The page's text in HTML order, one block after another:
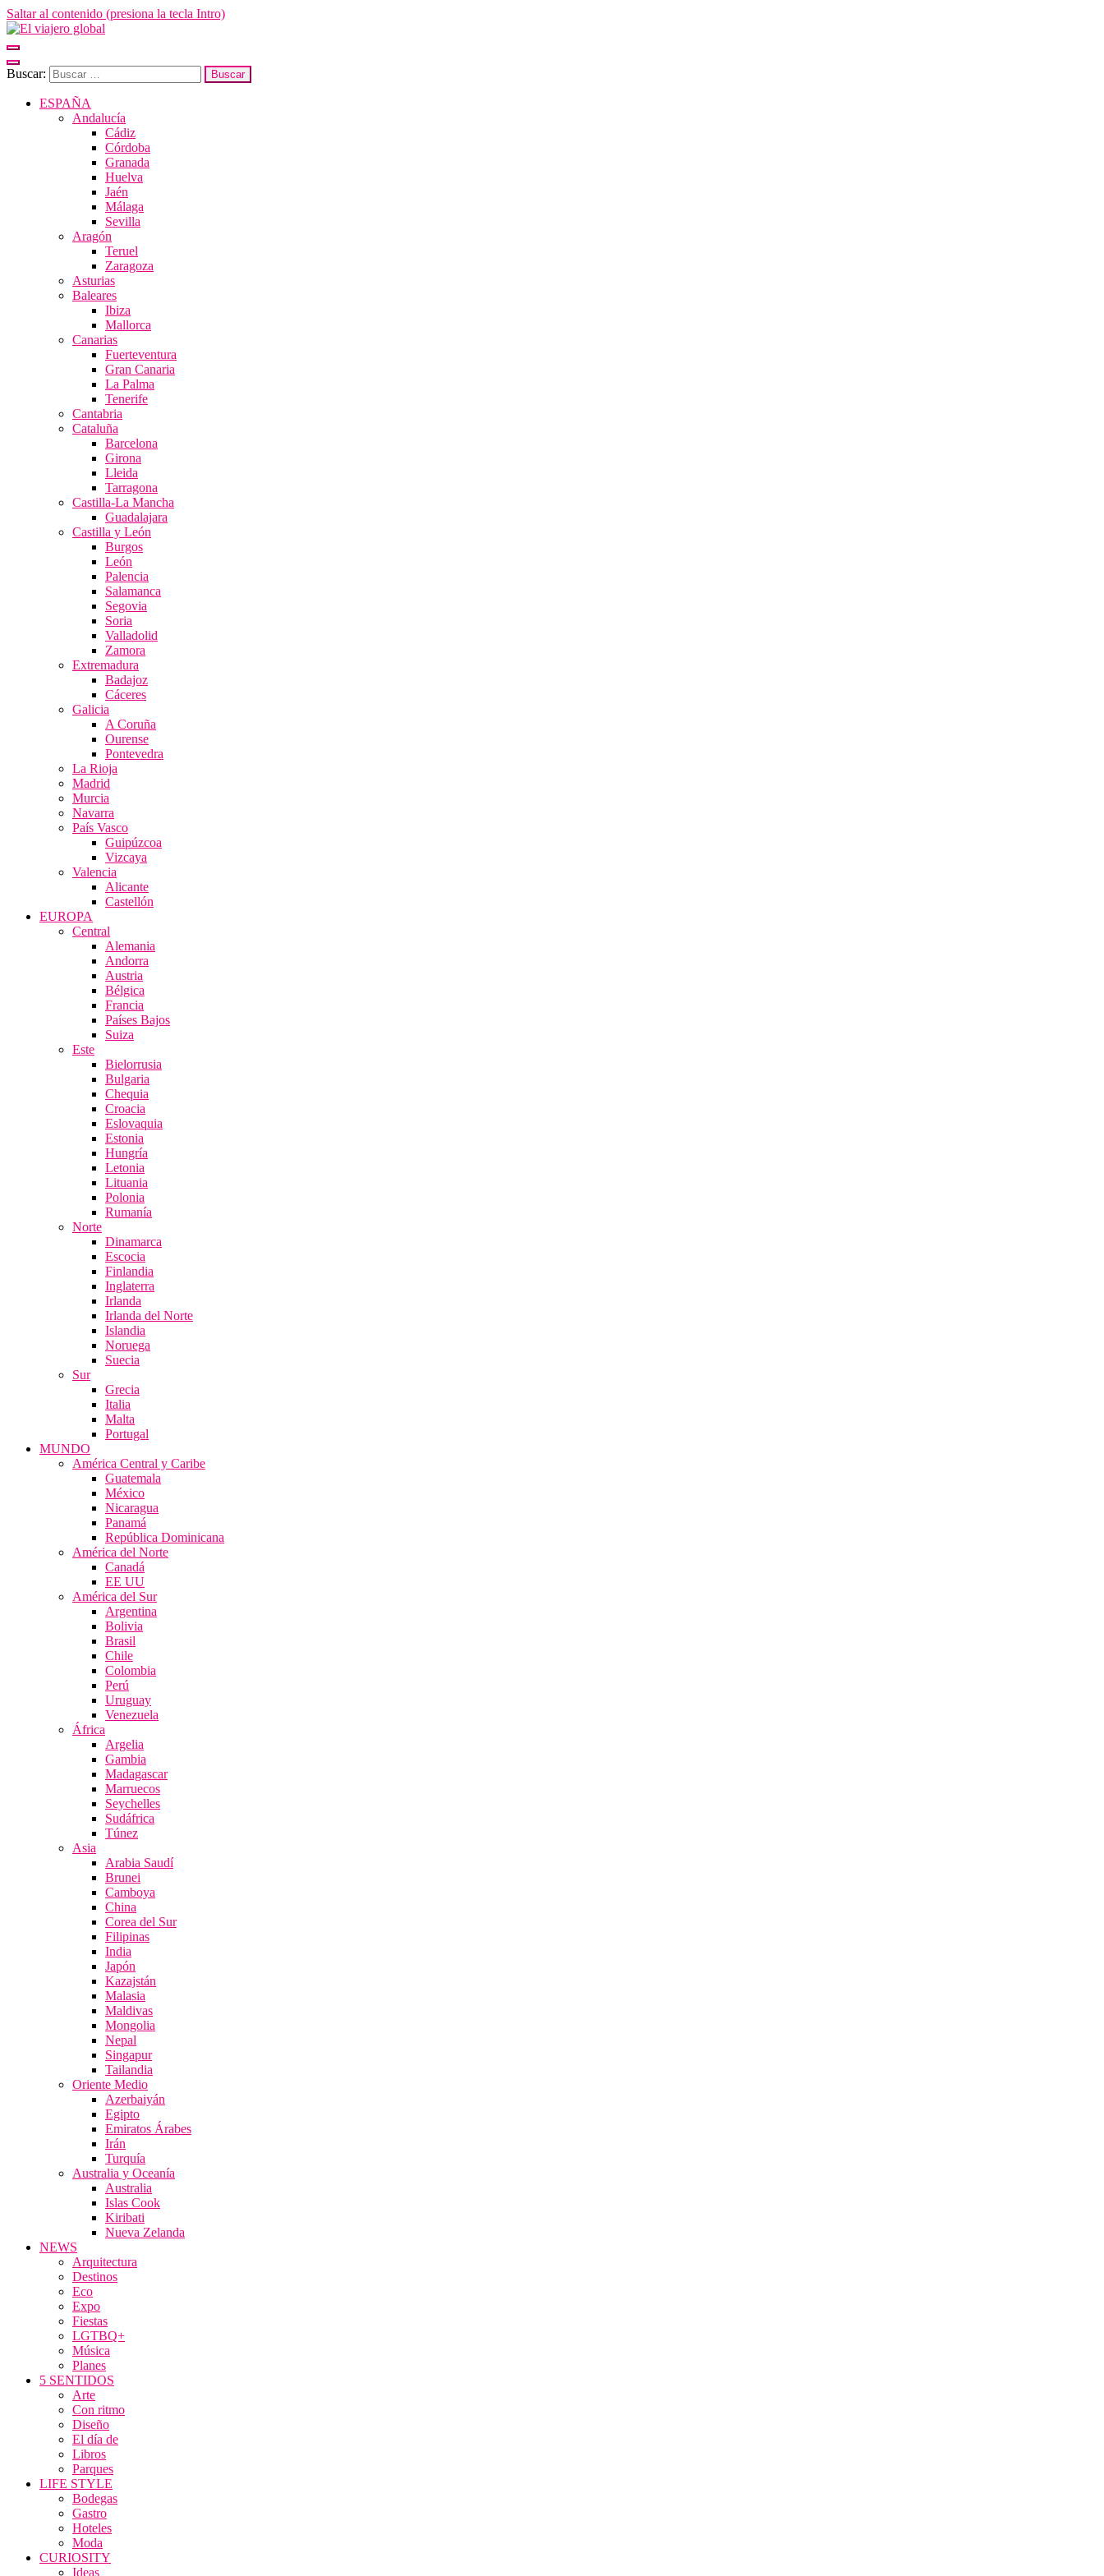
Saltar al contenido (presiona la tecla Intro)
Buscar:
ESPAÑA
Andalucía
Cádiz
Córdoba
Granada
Huelva
Jaén
Málaga
Sevilla
Aragón
Teruel
Zaragoza
Asturias
Baleares
Ibiza
Mallorca
Canarias
Fuerteventura
Gran Canaria
La Palma
Tenerife
Cantabria
Cataluña
Barcelona
Girona
Lleida
Tarragona
Castilla-La Mancha
Guadalajara
Castilla y León
Burgos
León
Palencia
Salamanca
Segovia
Soria
Valladolid
Zamora
Extremadura
Badajoz
Cáceres
Galicia
A Coruña
Ourense
Pontevedra
La Rioja
Madrid
Murcia
Navarra
País Vasco
Guipúzcoa
Vizcaya
Valencia
Alicante
Castellón
EUROPA
Central
Alemania
Andorra
Austria
Bélgica
Francia
Países Bajos
Suiza
Este
Bielorrusia
Bulgaria
Chequia
Croacia
Eslovaquia
Estonia
Hungría
Letonia
Lituania
Polonia
Rumanía
Norte
Dinamarca
Escocia
Finlandia
Inglaterra
Irlanda
Irlanda del Norte
Islandia
Noruega
Suecia
Sur
Grecia
Italia
Malta
Portugal
MUNDO
América Central y Caribe
Guatemala
México
Nicaragua
Panamá
República Dominicana
América del Norte
Canadá
EE UU
América del Sur
Argentina
Bolivia
Brasil
Chile
Colombia
Perú
Uruguay
Venezuela
África
Argelia
Gambia
Madagascar
Marruecos
Seychelles
Sudáfrica
Túnez
Asia
Arabia Saudí
Brunei
Camboya
China
Corea del Sur
Filipinas
India
Japón
Kazajstán
Malasia
Maldivas
Mongolia
Nepal
Singapur
Tailandia
Oriente Medio
Azerbaiyán
Egipto
Emiratos Árabes
Irán
Turquía
Australia y Oceanía
Australia
Islas Cook
Kiribati
Nueva Zelanda
NEWS
Arquitectura
Destinos
Eco
Expo
Fiestas
LGTBQ+
Música
Planes
5 SENTIDOS
Arte
Con ritmo
Diseño
El día de
Libros
Parques
LIFE STYLE
Bodegas
Gastro
Hoteles
Moda
CURIOSITY
Ideas